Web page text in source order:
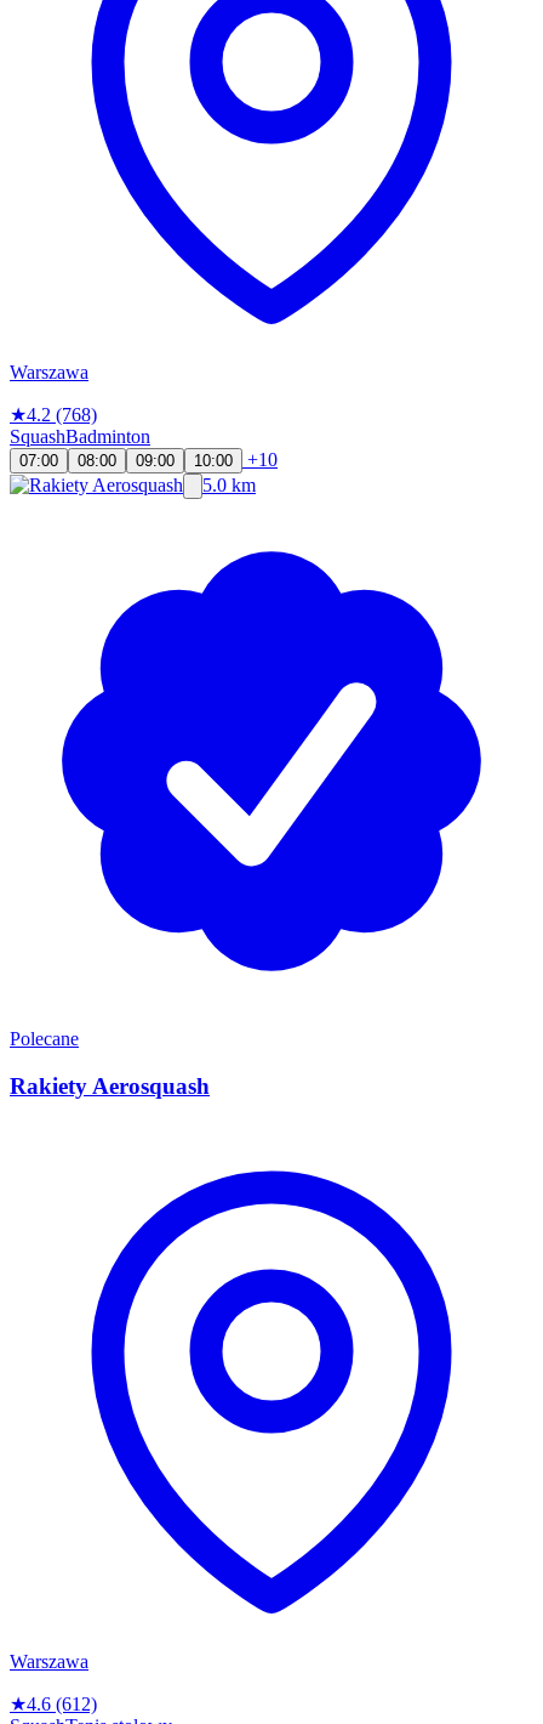
Warszawa
★4.2 (768)
SquashBadminton
07:00 08:00 09:00 10:00
+10
5.0 km
Polecane
Rakiety Aerosquash
Warszawa
★4.6 (612)